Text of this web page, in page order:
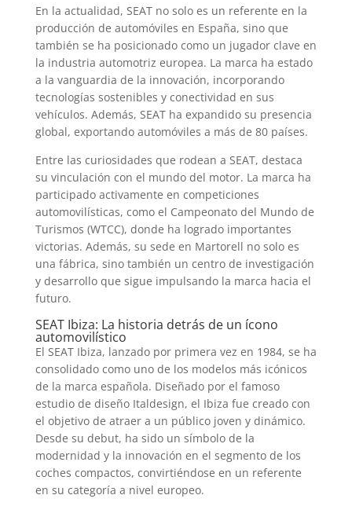
En la actualidad, SEAT no solo es un referente en la
producción de automóviles en España, sino que
también se ha posicionado como un jugador clave en
la industria automotriz europea. La marca ha estado
a la vanguardia de la innovación, incorporando
tecnologías sostenibles y conectividad en sus
vehículos. Además, SEAT ha expandido su presencia
global, exportando automóviles a más de 80 países.
Entre las curiosidades que rodean a SEAT, destaca
su vinculación con el mundo del motor. La marca ha
participado activamente en competiciones
automovilísticas, como el Campeonato del Mundo de
Turismos (WTCC), donde ha logrado importantes
victorias. Además, su sede en Martorell no solo es
una fábrica, sino también un centro de investigación
y desarrollo que sigue impulsando la marca hacia el
futuro.
SEAT Ibiza: La historia detrás de un ícono
automovilístico
El SEAT Ibiza, lanzado por primera vez en 1984, se ha
consolidado como uno de los modelos más icónicos
de la marca española. Diseñado por el famoso
estudio de diseño Italdesign, el Ibiza fue creado con
el objetivo de atraer a un público joven y dinámico.
Desde su debut, ha sido un símbolo de la
modernidad y la innovación en el segmento de los
coches compactos, convirtiéndose en un referente
en su categoría a nivel europeo.